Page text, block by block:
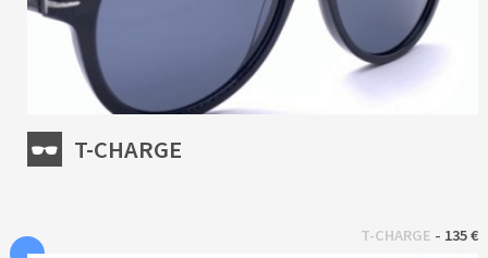
T-CHARGE
T-CHARGE - 135 €